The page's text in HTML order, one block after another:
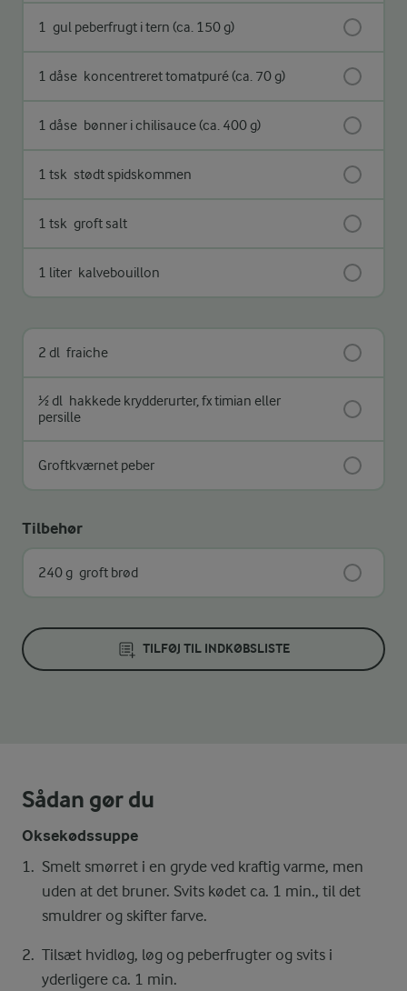
1 gul peberfrugt i tern (ca. 150 g)
1 dåse koncentreret tomatpuré (ca. 70 g)
1 dåse bønner i chilisauce (ca. 400 g)
1 tsk stødt spidskommen
1 tsk groft salt
1 liter kalvebouillon
2 dl fraiche
½ dl hakkede krydderurter, fx timian eller
persille
Groftkværnet peber
Tilbehør
240 g groft brød
TILFØJ TIL INDKØBSLISTE
Sådan gør du
Oksekødssuppe
Smelt smørret i en gryde ved kraftig varme, men
uden at det bruner. Svits kødet ca. 1 min., til det
smuldrer og skifter farve.
Tilsæt hvidløg, løg og peberfrugter og svits i
yderligere ca. 1 min.